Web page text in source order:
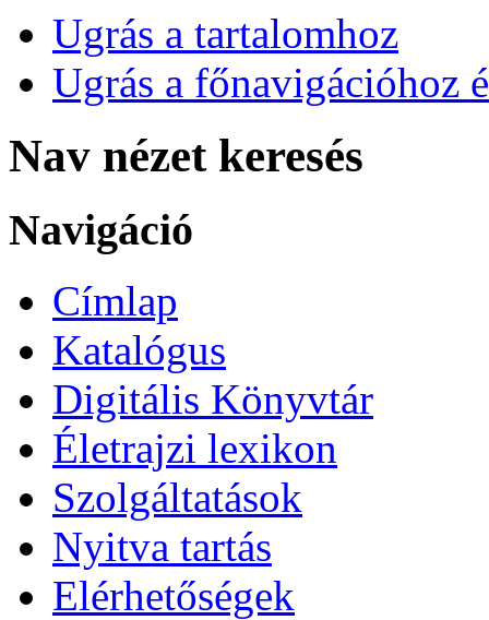
Ugrás a tartalomhoz
Ugrás a főnavigációhoz
Nav nézet keresés
Navigáció
Címlap
Katalógus
Digitális Könyvtár
Életrajzi lexikon
Szolgáltatások
Nyitva tartás
Elérhetőségek